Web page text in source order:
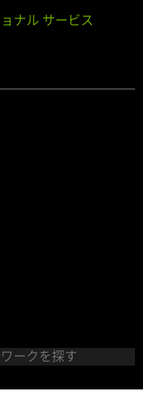
ナル サービス
ークを探す